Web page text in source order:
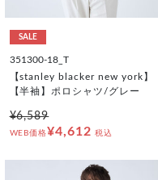
SALE
351300-18_T
【stanley blacker new york】
【半袖】ポロシャツ/グレー
¥6,589
WEB価格¥4,612 税込